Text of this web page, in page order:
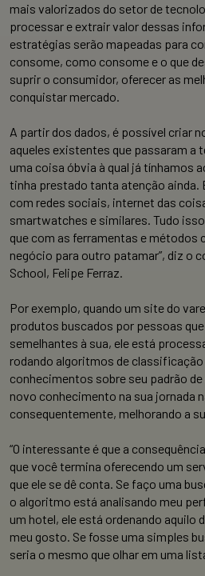
mais valorizados do setor de
processar e extrair valor dessas
estratégias serão mapeadas para
consome, como consome e o que
suprir o consumidor, oferecer as
conquistar mercado.
A partir dos dados, é possível criar
aqueles existentes que passaram a
uma coisa óbvia à qual já tínhamos
tinha prestado tanta atenção ainda.
com redes sociais, internet das
smartwatches e similares. Tudo
que com as ferramentas e métodos
negócio para outro patamar”, diz o
School, Felipe Ferraz.
Por exemplo, quando um site do
produtos buscados por pessoas
semelhantes à sua, ele está
rodando algoritmos de
conhecimentos sobre seu padrão
novo conhecimento na sua jornada
consequentemente, melhorando a
“O interessante é que a
que você termina oferecendo um
que ele se dê conta. Se faço uma
o algoritmo está analisando meu
um hotel, ele está ordenando aquilo
meu gosto. Se fosse uma simples
seria o mesmo que olhar em uma